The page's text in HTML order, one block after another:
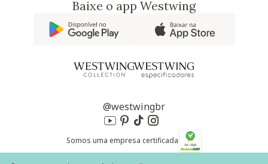
Baixe o app Westwing
@westwingbr
Somos uma empresa certificada